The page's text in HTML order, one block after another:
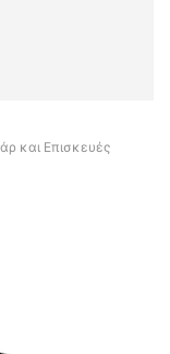
και Επισκευές